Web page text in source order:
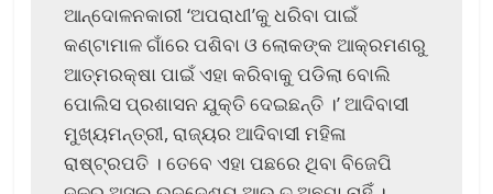
ଆନ୍ଦୋଳନକାରୀ ‘ଅପରାଧୀ’କୁ ଧରିବା ପାଇଁ
କଣ୍ଟାମାଳ ଗାଁରେ ପଶିବା ଓ ଲୋକଙ୍କ ଆକ୍ରମଣରୁ
ଆତ୍ମରକ୍ଷା ପାଇଁ ଏହା କରିବାକୁ ପଡିଲା ବୋଲି
ପୋଲିସ ପ୍ରଶାସନ ଯୁକ୍ତି ଦେଇଛନ୍ତି ।’ ଆଦିବାସୀ
ମୁଖ୍ୟମନ୍ତ୍ରୀ, ରାଜ୍ୟର ଆଦିବାସୀ ମହିଳା
ରାଷ୍ଟ୍ରପତି । ତେବେ ଏହା ପଛରେ ଥିବା ବିଜେପି